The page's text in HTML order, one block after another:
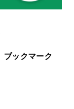
ブックマーク